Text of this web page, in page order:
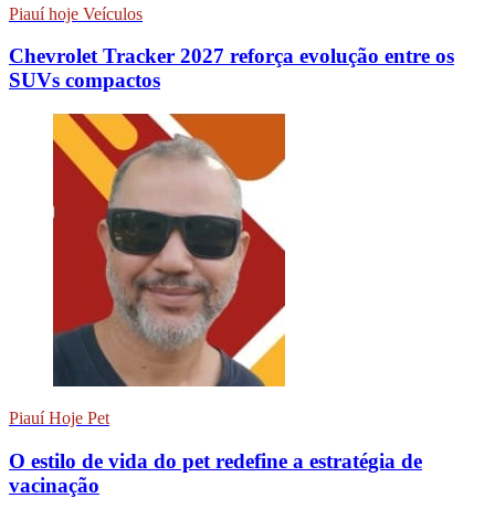
Piauí hoje Veículos
Chevrolet Tracker 2027 reforça evolução entre os
SUVs compactos
Piauí Hoje Pet
O estilo de vida do pet redefine a estratégia de
vacinação